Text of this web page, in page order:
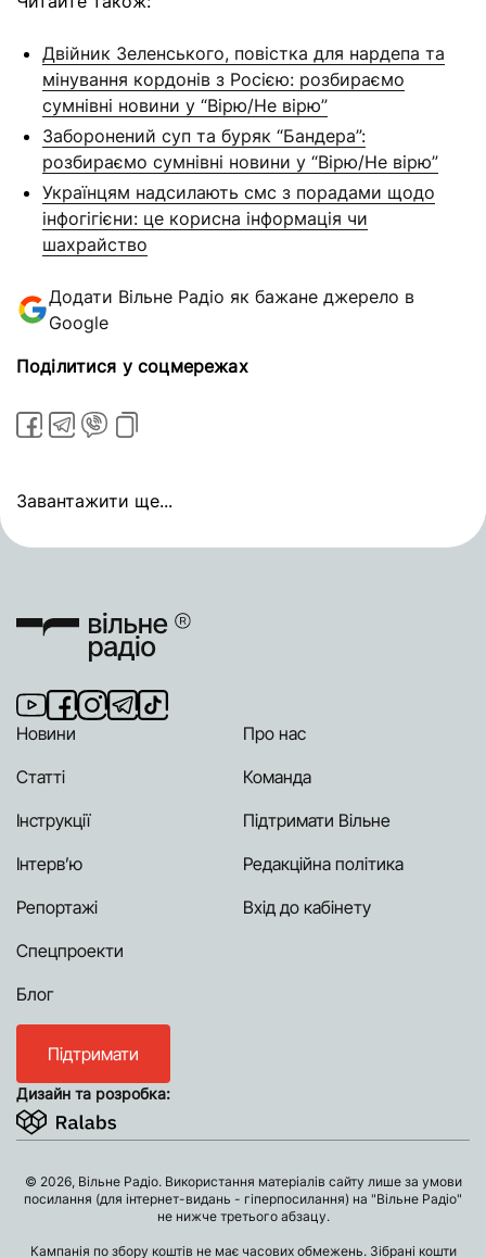
Двійник Зеленського, повістка для нардепа та
мінування кордонів з Росією: розбираємо
сумнівні новини у “Вірю/Не вірю”
Заборонений суп та буряк “Бандера”:
розбираємо сумнівні новини у “Вірю/Не вірю”
Українцям надсилають смс з порадами щодо
інфогігієни: це корисна інформація чи
шахрайство
Додати Вільне Радіо як бажане джерело в
Google
Поділитися у соцмережах
Завантажити ще...
Новини
Статті
Інструкції
Інтерв’ю
Репортажі
Спецпроекти
Блог
Про нас
Команда
Підтримати Вільне
Редакційна політика
Вхід до кабінету
Підтримати
Дизайн та розробка:
© 2026, Вільне Радіо. Використання матеріалів сайту лише за умови
посилання (для інтернет-видань - гіперпосилання) на "Вільне Радіо"
не нижче третього абзацу.
Кампанія по збору коштів не має часових обмежень. Зібрані кошти